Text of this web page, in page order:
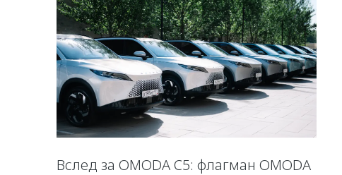
Вслед за OMODA C5: флагман OMODA